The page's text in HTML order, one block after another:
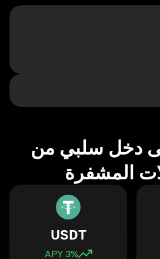
دخل سلبي من
المشفرة
USDT
3% APY